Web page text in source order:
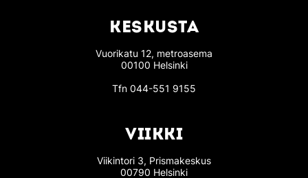
KESKUSTA
Vuorikatu 12, metroasema
00100 Helsinki
Tfn 044-551 9155
VIIKKI
Viikintori 3, Prismakeskus
00790 Helsinki